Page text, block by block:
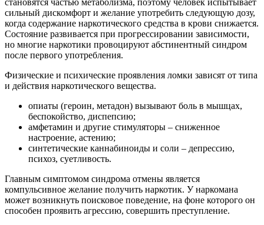
становятся частью метаболизма, поэтому человек испытывает
сильный дискомфорт и желание употребить следующую дозу,
когда содержание наркотического средства в крови снижается.
Состояние развивается при прогрессировании зависимости,
но многие наркотики провоцируют абстинентный синдром
после первого употребления.
Физические и психические проявления ломки зависят от типа
и действия наркотического вещества.
опиаты (героин, метадон) вызывают боль в мышцах,
беспокойство, диспепсию;
амфетамин и другие стимуляторы – сниженное
настроение, астению;
синтетические каннабиноиды и соли – депрессию,
психоз, суетливость.
Главным симптомом синдрома отмены является
компульсивное желание получить наркотик. У наркомана
может возникнуть поисковое поведение, на фоне которого он
способен проявить агрессию, совершить преступление.